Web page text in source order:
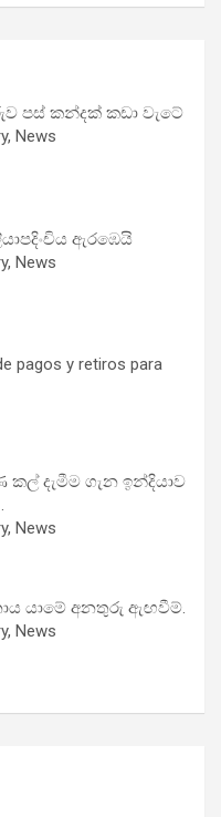
පස් කන්දක් කඩා වැටේ
News
ඇරඹෙයි
News
pagos y retiros para
කල් දැමීම ගැන ඉන්දියාව
News
යාමේ අනතුරු ඇඟවීම්.
News